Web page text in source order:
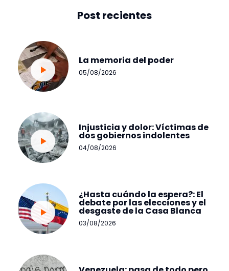
Post recientes
La memoria del poder
05/08/2026
Injusticia y dolor: Víctimas de
dos gobiernos indolentes
04/08/2026
¿Hasta cuándo la espera?: El
debate por las elecciones y el
desgaste de la Casa Blanca
03/08/2026